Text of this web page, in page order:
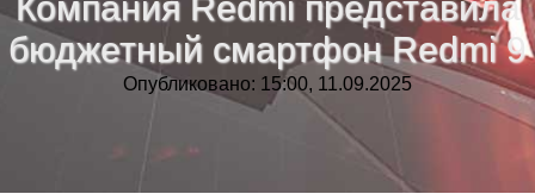
бюджетный смартфон Redmi 9
Опубликовано: 15:00, 11.09.2025
Тренды новостей »
»